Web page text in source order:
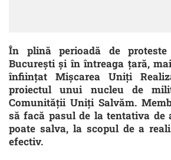
În plină perioadă de
București și în întreaga țară,
înființat Mişcarea Uniţi
proiectul unui nucleu de
Comunităţii Uniţi Salvăm.
să facă pasul de la tentativa de
poate salva, la scopul de a
efectiv.